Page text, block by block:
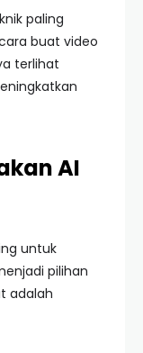
paling
buat video
terlihat
AI
untuk
pilihan
adalah